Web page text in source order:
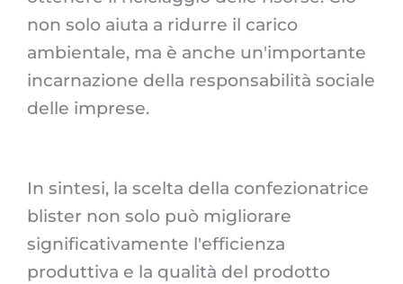
non solo aiuta a ridurre il carico
ambientale, ma è anche un'importante
incarnazione della responsabilità sociale
delle imprese.
In sintesi, la scelta della confezionatrice
blister non solo può migliorare
significativamente l'efficienza
produttiva e la qualità del prodotto